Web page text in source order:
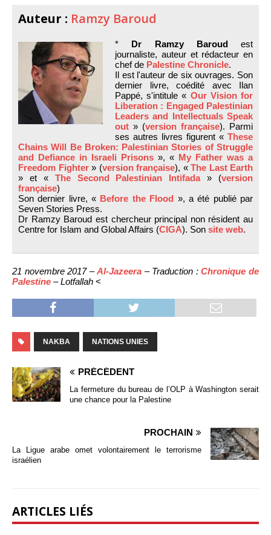
Auteur : Ramzy Baroud
* Dr Ramzy Baroudest
journaliste, auteur et rédacteur en
chef de Palestine Chronicle.
Il est l'auteur de six ouvrages. Son
dernier livre, coédité avec Ilan
Pappé, s'intitule « Our Vision for
Liberation : Engaged Palestinian
Leaders and Intellectuals Speak
out » (version française). Parmi
ses autres livres figurent « These
Chains Will Be Broken: Palestinian Stories of Struggle
and Defiance in Israeli Prisons », « My Father was a
Freedom Fighter» (version française), « The Last Earth
» et « The Second Palestinian Intifada» (version
française)
Son dernier livre, « Before the Flood », a été publié par
Seven Stories Press.
Dr Ramzy Baroud est chercheur principal non résident au
Centre for Islam and Global Affairs (CIGA). Son site web.
21 novembre 2017 –Al-Jazeera – Traduction :Chronique de
Palestine – Lotfallah <
NAKBA NATIONS UNIES
PRÉCÉDENT
La fermeture du bureau de l’OLP à Washington serait
une chance pour la Palestine
PROCHAIN
La Ligue arabe omet volontairement le terrorisme
israélien
ARTICLES LIÉS